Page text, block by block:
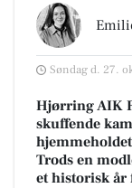
Søndag d. 27.
Hjørring AIK
skuffende
Trods en
et historisk år